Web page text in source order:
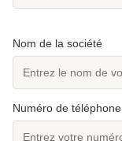
Nom de la société
Numéro de téléphone